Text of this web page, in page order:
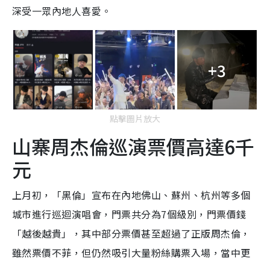
深受一眾內地人喜愛。
+3
點擊圖片放大
山寨周杰倫巡演票價高達6千
元
上月初，「黑倫」宣布在內地佛山、蘇州、杭州等多個
城市進行巡迴演唱會，門票共分為7個級別，門票價錢
「越後越貴」，其中部分票價甚至超過了正版周杰倫，
雖然票價不菲，但仍然吸引大量粉絲購票入場，當中更